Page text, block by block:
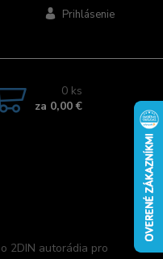
Prihlásenie
0 ks
za 0,00 €
2DIN autorádia pro